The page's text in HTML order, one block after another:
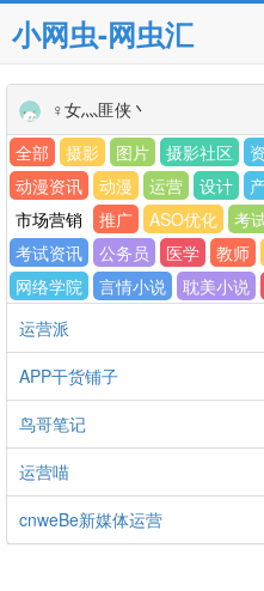
小网虫-网虫汇
♀女灬匪侠丶
全部
摄影 图片 摄影社区
动漫资讯
动漫 运营 设计
市场营销
推广 ASO优化 考
考试资讯
公务员 医学 教师
网络学院
言情小说 耽美小说
运营派
APP干货铺子
鸟哥笔记
运营喵
cnweBe新媒体运营